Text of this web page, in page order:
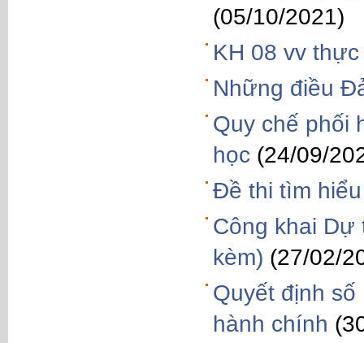
(05/10/2021)
KH 08 vv
Những điều
Quy chế phối
học (24/09/
Đề thi tìm
Công khai Dự
kèm) (27/02/
Quyết định
hành chính